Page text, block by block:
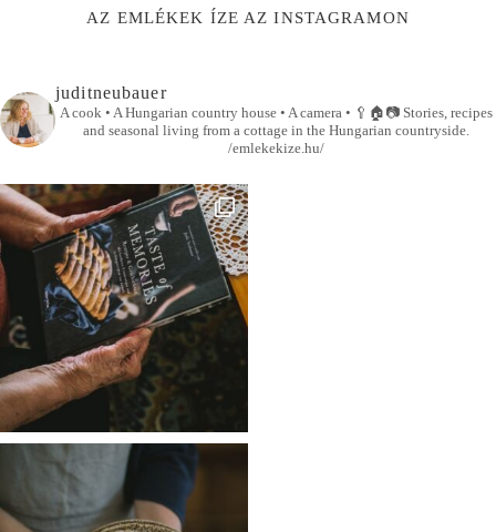
AZ EMLÉKEK ÍZE AZ INSTAGRAMON
juditneubauer
A cook • A Hungarian country house • A camera • 🥄🏠📷Stories, recipes
and seasonal living from a cottage in the Hungarian countryside.
/emlekekize.hu/